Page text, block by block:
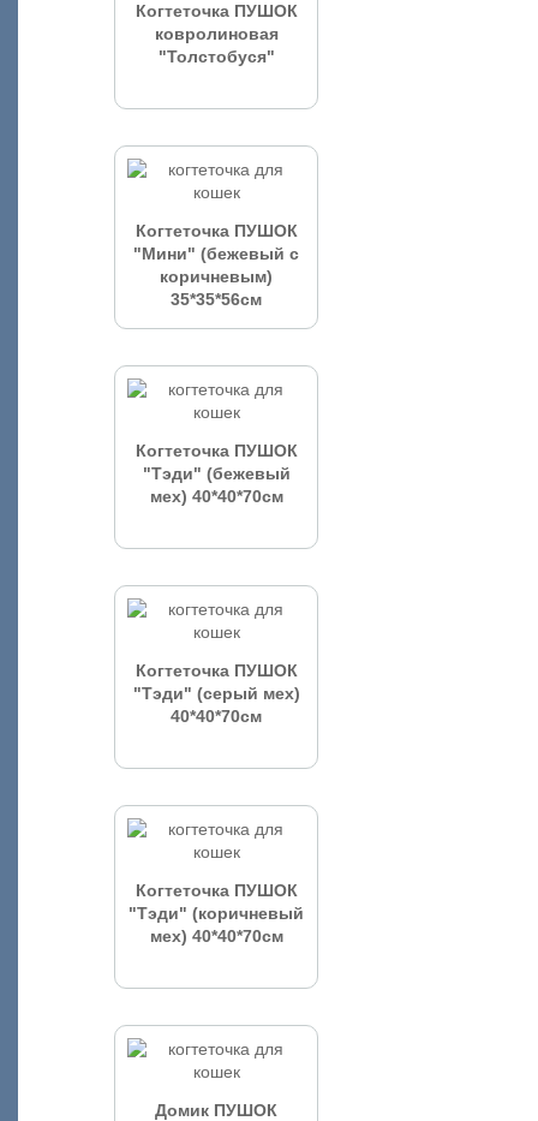
Когтеточка ПУШОК
ковролиновая
"Толстобуся"
Когтеточка ПУШОК
"Мини" (бежевый с
коричневым)
35*35*56см
Когтеточка ПУШОК
"Тэди" (бежевый
мех) 40*40*70см
Когтеточка ПУШОК
"Тэди" (серый мех)
40*40*70см
Когтеточка ПУШОК
"Тэди" (коричневый
мех) 40*40*70см
Домик ПУШОК